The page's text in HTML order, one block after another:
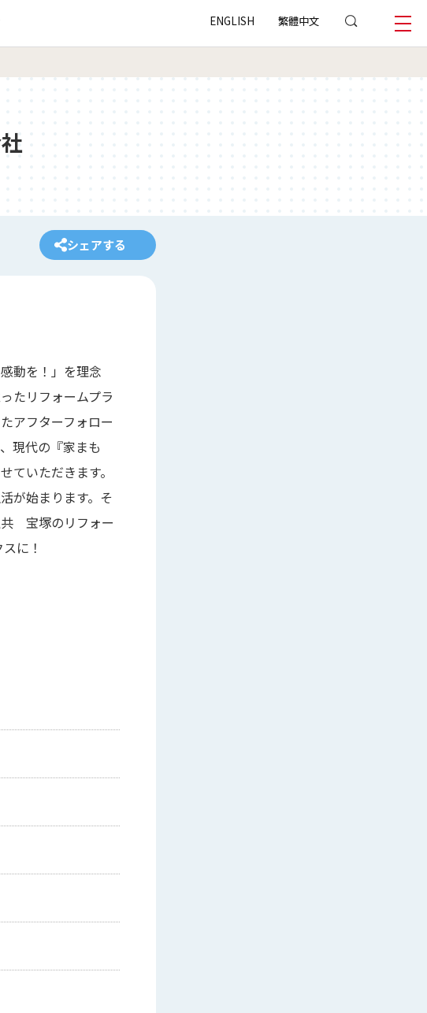
ENGLISH 繁體中文
シェアする
動を！」を理念
たリフォームプラ
アフターフォロー
現代の『家まも
ていただきます。
が始まります。そ
宝塚のリフォー
に！